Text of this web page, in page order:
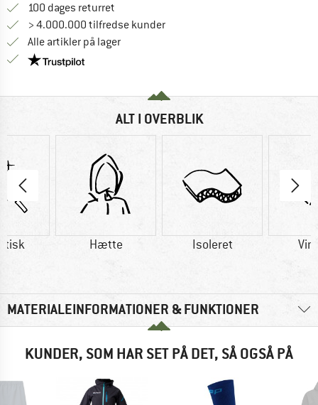
100 dages returret
> 4.000.000 tilfredse kunder
Alle artikler på lager
Vi er Trustpilot-certificeret - oplysningerne får du
ALT I OVERBLIK
Hætte Isoleret
MATERIALEINFORMATIONER & FUNKTIONER
KUNDER, SOM HAR SET PÅ DET, SÅ OGSÅ PÅ